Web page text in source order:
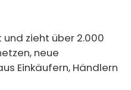
zieht über 2.000
neue
Einkäufern, Händlern